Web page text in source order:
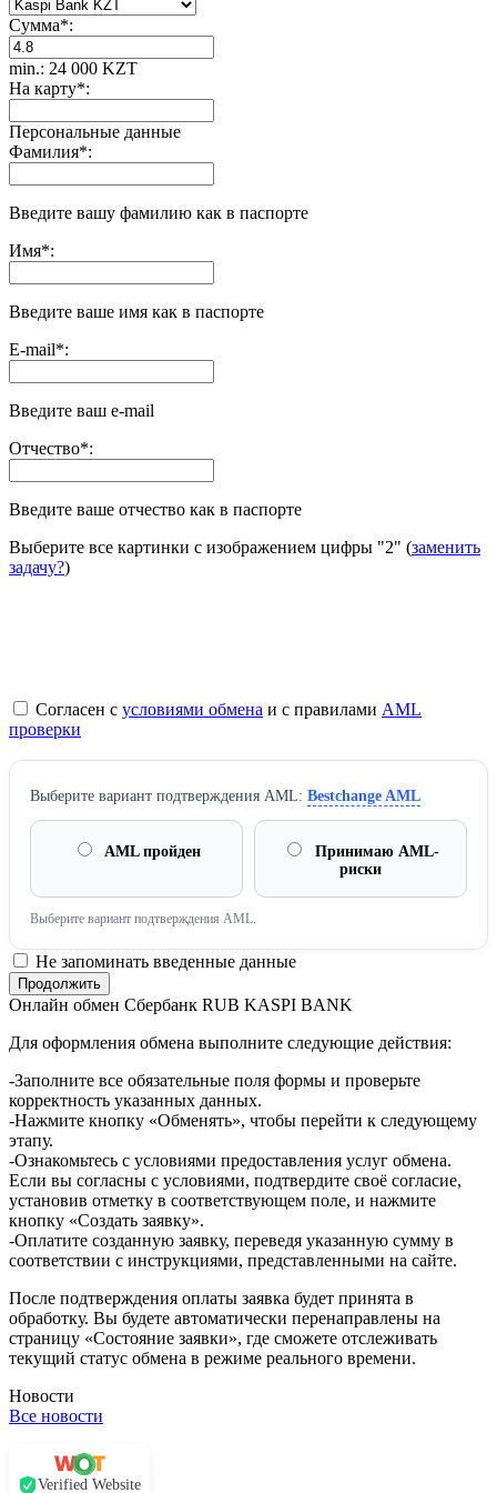
Сумма*:
min.: 24 000 KZT
На карту*:
Персональные данные
Фамилия*:
Введите вашу фамилию как в паспорте
Имя*:
Введите ваше имя как в паспорте
E-mail*:
Введите ваш e-mail
Отчество*:
Введите ваше отчество как в паспорте
Выберите все картинки с изображением цифры "2" (заменить
задачу?)
Согласен с условиями обмена и с правилами AML
проверки
Выберите вариант подтверждения AML: Bestchange AML
AML пройден
Принимаю AML-
риски
Выберите вариант подтверждения AML.
Не запоминать введенные данные
Онлайн обмен Сбербанк RUB KASPI BANK
Для оформления обмена выполните следующие действия:
-Заполните все обязательные поля формы и проверьте
корректность указанных данных.
-Нажмите кнопку «Обменять», чтобы перейти к следующему
этапу.
-Ознакомьтесь с условиями предоставления услуг обмена.
Если вы согласны с условиями, подтвердите своё согласие,
установив отметку в соответствующем поле, и нажмите
кнопку «Создать заявку».
-Оплатите созданную заявку, переведя указанную сумму в
соответствии с инструкциями, представленными на сайте.
После подтверждения оплаты заявка будет принята в
обработку. Вы будете автоматически перенаправлены на
страницу «Состояние заявки», где сможете отслеживать
текущий статус обмена в режиме реального времени.
Новости
Все новости
Verified Website